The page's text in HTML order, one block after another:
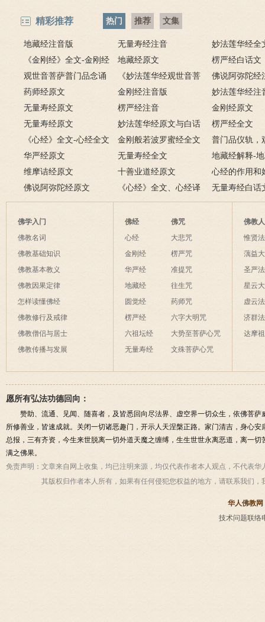
精彩推荐 热门 推荐 文集
地藏经注音版 无量寿经注音
妙法莲华经全
《金刚经》全文-金刚经
原文、译文及释意
地藏经原文
楞严经白话文
观世音菩萨普门品念诵
及回向仪轨
《妙法莲华经观世音菩
萨普门品》全文
佛说阿弥陀经
药师经原文
金刚经注音版
妙法莲华经注
无量寿经原文
楞严经注音
金刚经原文
无量寿经原文
妙法莲华经原文与白话
文对照版
楞严经全文
《心经》全文-心经全文
注音及译文
金刚般若波罗蜜经全文
普门品仪轨，
萨普门品完整
华严经原文 无量寿经全文
地藏经解释-
白话解释
维摩诘经原文 十善业道经原文
心经的作用和
经有什么作用
佛说阿弥陀经原文
《心经》全文、心经译
文解释
无量寿经白话
佛学入门
佛教名词
佛教基础知识
佛教基本教义
佛教因果定律
怎样读懂佛经
佛教修行及戒律
佛教僧侣与居士
佛教传播与发展
佛经
心经
金刚经
华严经
地藏经
圆觉经
楞严经
六祖坛经
无量寿经
佛咒
大悲咒
楞严咒
准提咒
往生咒
药师咒
六字大明咒
大势至菩萨心咒
文殊菩萨心咒
佛教
惟贤
蕅益
圣严
星云
虚云
济群
达摩
愿所有弘法功德回向：
赞助、流通、见闻、随喜者，及皆悉回向尽法界、虚空界一切众生，依佛菩
所修善业，皆速成就。关闭一切诸恶趣门，开示人天涅槃正路。家门清吉，身心
总报，三有齐资，今生来世脱离一切外道天魔之缠缚，生生世世永离恶道，离一
满之佛果。
免责声明： 文章来自网上收集，均已注明来源，均仅代表作者本人观点，不代表
其版权归作者本人所有，如果有任何侵犯您权益的地方，请联系我们，
华人佛教网
技术问题联络